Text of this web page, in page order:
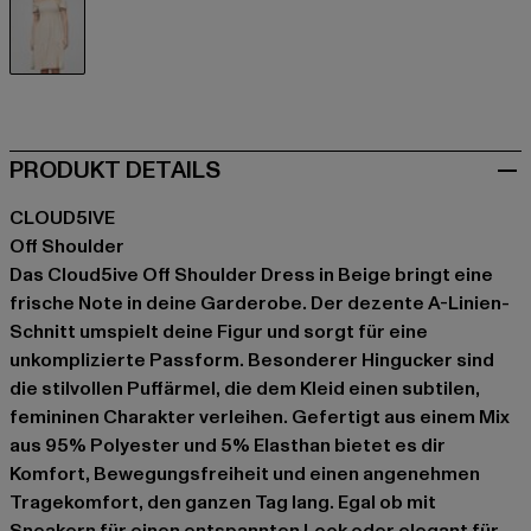
PRODUKT DETAILS
CLOUD5IVE
Off Shoulder
Das Cloud5ive Off Shoulder Dress in Beige bringt eine
frische Note in deine Garderobe. Der dezente A-Linien-
Schnitt umspielt deine Figur und sorgt für eine
unkomplizierte Passform. Besonderer Hingucker sind
die stilvollen Puffärmel, die dem Kleid einen subtilen,
femininen Charakter verleihen. Gefertigt aus einem Mix
aus 95% Polyester und 5% Elasthan bietet es dir
Komfort, Bewegungsfreiheit und einen angenehmen
Tragekomfort, den ganzen Tag lang. Egal ob mit